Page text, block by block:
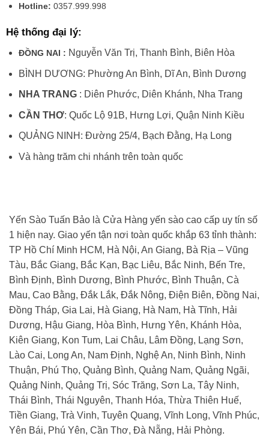
Hotline: 0357.999.998
Hệ thống đại lý:
ĐỒNG NAI : Nguyễn Văn Trị, Thanh Bình, Biên Hòa
BÌNH DƯƠNG: Phường An Bình, Dĩ An, Bình Dương
NHA TRANG: Diên Phước, Diên Khánh, Nha Trang
CẦN THƠ: Quốc Lộ 91B, Hưng Lợi, Quận Ninh Kiều
QUẢNG NINH: Đường 25/4, Bạch Đằng, Hạ Long
Và hàng trăm chi nhánh trên toàn quốc
Yến Sào Tuấn Bảo là Cửa Hàng yến sào cao cấp uy tín số
1 hiện nay. Giao yến tận nơi toàn quốc khắp 63 tỉnh thành:
TP Hồ Chí Minh HCM, Hà Nội, An Giang, Bà Rịa – Vũng
Tàu, Bắc Giang, Bắc Kạn, Bạc Liêu, Bắc Ninh, Bến Tre,
Bình Định, Bình Dương, Bình Phước, Bình Thuận, Cà
Mau, Cao Bằng, Đắk Lắk, Đắk Nông, Điện Biên, Đồng Nai,
Đồng Tháp, Gia Lai, Hà Giang, Hà Nam, Hà Tĩnh, Hải
Dương, Hậu Giang, Hòa Bình, Hưng Yên, Khánh Hòa,
Kiên Giang, Kon Tum, Lai Châu, Lâm Đồng, Lạng Sơn,
Lào Cai, Long An, Nam Định, Nghệ An, Ninh Bình, Ninh
Thuận, Phú Thọ, Quảng Bình, Quảng Nam, Quảng Ngãi,
Quảng Ninh, Quảng Trị, Sóc Trăng, Sơn La, Tây Ninh,
Thái Bình, Thái Nguyên, Thanh Hóa, Thừa Thiên Huế,
Tiền Giang, Trà Vinh, Tuyên Quang, Vĩnh Long, Vĩnh Phúc,
Yên Bái, Phú Yên, Cần Thơ, Đà Nẵng, Hải Phòng.